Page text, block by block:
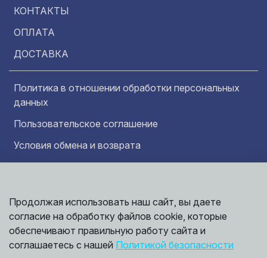
КОНТАКТЫ
ОПЛАТА
ДОСТАВКА
Политика в отношении обработки персональных
данных
Пользовательское соглашение
Условия обмена и возврата
©
Информация представленная на сайте
носит исключительно ознакомительный
характер и ни при каких условиях не может
считаться публичной офертой. Точные
сведения о ценах, условиях продажи и
Продолжая использовать наш сайт, вы даете
согласие на обработку файлов cookie, которые
обеспечивают правильную работу сайта и
соглашаетесь с нашей Политикой безопасности
обработки